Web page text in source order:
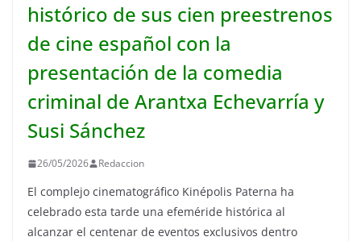
histórico de sus cien preestrenos
de cine español con la
presentación de la comedia
criminal de Arantxa Echevarría y
Susi Sánchez
26/05/2026 Redaccion
El complejo cinematográfico Kinépolis Paterna ha
celebrado esta tarde una efeméride histórica al
alcanzar el centenar de eventos exclusivos dentro